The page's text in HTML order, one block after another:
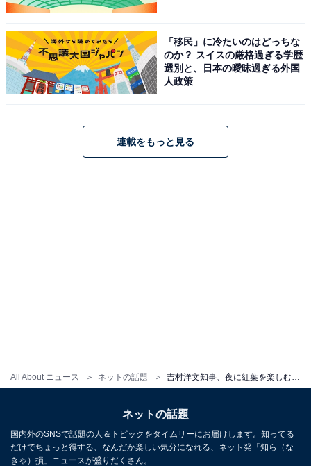
All About ニュース ネットの話題
「移民」に冷たいのはどっちな
のか？ スイスの厳格過ぎる学歴
選別と、日本の曖昧過ぎる外国
人政策
連載をもっと見る
ネットの話題
国内外のSNSで話題の人＆トピックをタイムリーにお届けします。知ってる
だけでちょっと得する、なんだか楽しい気分になれる、ネット発「知ら（な
きゃ）損」ニュースが盛りだくさん。